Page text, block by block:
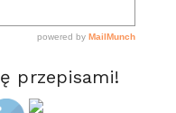
przepisami!